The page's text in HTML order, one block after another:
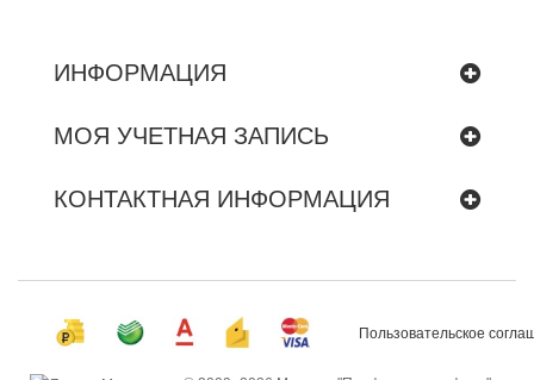
ИНФОРМАЦИЯ
МОЯ УЧЕТНАЯ ЗАПИСЬ
КОНТАКТНАЯ ИНФОРМАЦИЯ
Пользовательское